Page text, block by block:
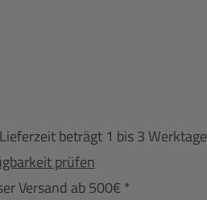
beträgt 1 bis 3 Werktage
prüfen
Versand ab 500€ *